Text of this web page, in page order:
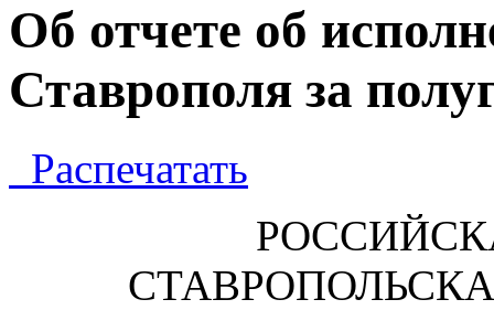
Об отчете об
Ставрополя за
Распечатать